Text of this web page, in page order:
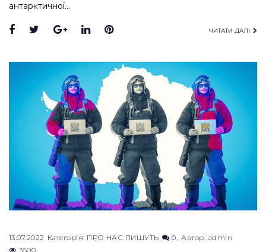
антарктичної…
Facebook
TwitterGoogle+
LinkedInPinterest ЧИТАТИ ДАЛІ
13.07.2022 Категорія: ПРО НАС ПИШУТЬ 0 Автор: admin
3500